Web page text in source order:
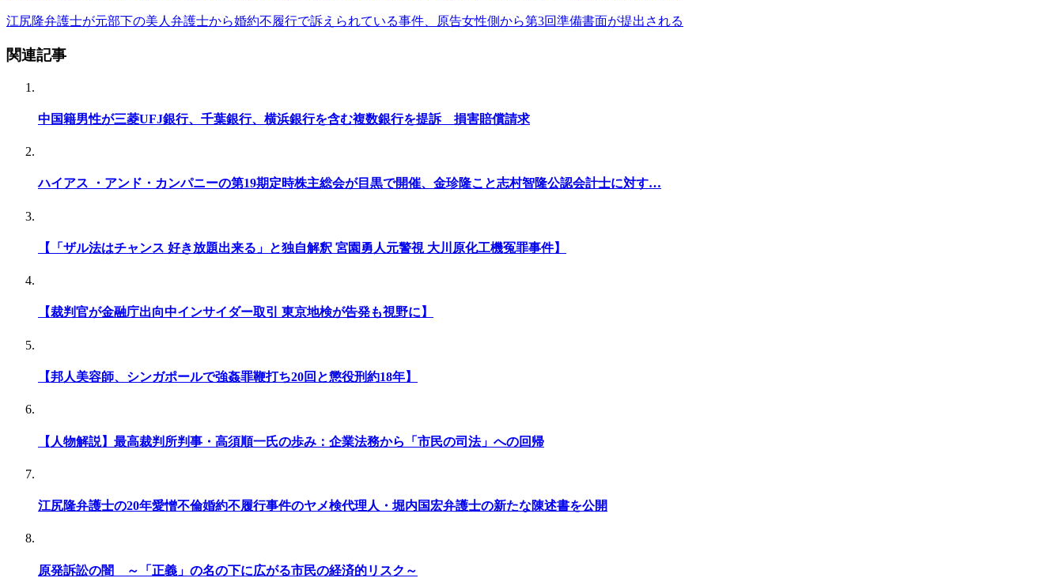
江尻隆弁護士が元部下の美人弁護士から婚約不履行で訴えられている事件、原告女性側から第3回準備書面が提出される
関連記事
中国籍男性が三菱UFJ銀行、千葉銀行、横浜銀行を含む複数銀行を提訴 損害賠償請求
ハイアス ・アンド・カンパニーの第19期定時株主総会が目黒で開催、金珍隆こと志村智隆公認会計士に対す…
【「ザル法はチャンス 好き放題出来る」と独自解釈 宮園勇人元警視 大川原化工機冤罪事件】
【裁判官が金融庁出向中インサイダー取引 東京地検が告発も視野に】
【邦人美容師、シンガポールで強姦罪鞭打ち20回と懲役刑約18年】
【人物解説】最高裁判所判事・高須順一氏の歩み：企業法務から「市民の司法」への回帰
江尻隆弁護士の20年愛憎不倫婚約不履行事件のヤメ検代理人・堀内国宏弁護士の新たな陳述書を公開
原発訴訟の闇 ～「正義」の名の下に広がる市民の経済的リスク～